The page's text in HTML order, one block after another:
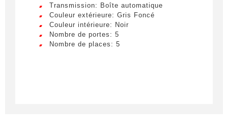
Civilité
LIVRAISON PARTOUT EN
Transmission: Boîte automatique
Couleur extérieure: Gris Foncé
Couleur intérieure: Noir
Nombre de portes: 5
Nombre de places: 5